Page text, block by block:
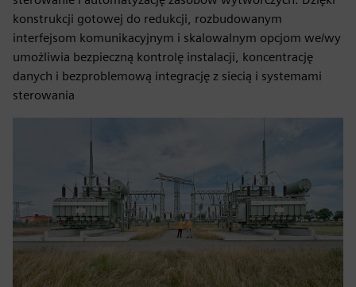
konstrukcji gotowej do redukcji, rozbudowanym
interfejsom komunikacyjnym i skalowalnym opcjom we/wy
umożliwia bezpieczną kontrolę instalacji, koncentrację
danych i bezproblemową integrację z siecią i systemami
sterowania